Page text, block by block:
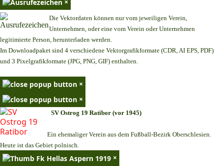
Die Vektordaten können nur vom jeweiligen Verein,
Unternehmen, oder eine vom Verein oder Unternehmen
legitimierte Person, herunterladen werden.
Im Downloadpaket sind 4 verschiedene Vektorgrafikformate (CDR, AI EPS, PDF)
und 3 Pixelgrafikformate (JPG, PNG, GIF) enthalten.
×
×
SV Ostrog 19 Ratibor (vor 1945)
Ein ehemaliger Verein aus dem Fußball-Bezirk Oberschlesien.
Heute ist das Gebiet polnisch.
×